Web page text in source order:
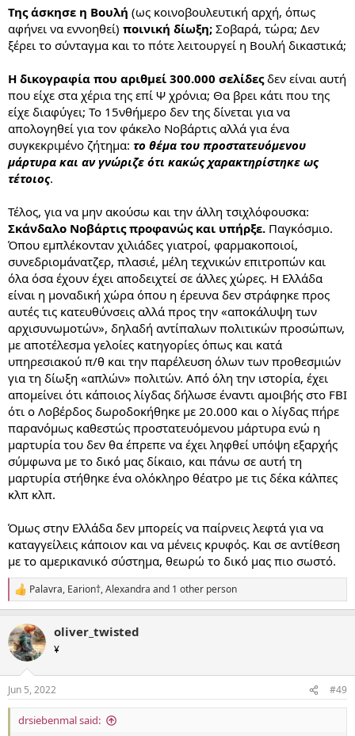
Της άσκησε η Βουλή (ως κοινοβουλευτική αρχή, όπως
αφήνει να εννοηθεί) ποινική δίωξη; Σοβαρά, τώρα; Δεν
ξέρει το σύνταγμα και το πότε λειτουργεί η Βουλή δικαστικά;
Η δικογραφία που αριθμεί 300.000 σελίδεςδεν είναι αυτή
που είχε στα χέρια της επί Ψ χρόνια; Θα βρει κάτι που της
είχε διαφύγει; Το 15νθήμερο δεν της δίνεται για να
απολογηθεί για τον φάκελο Νοβάρτις αλλά για ένα
συγκεκριμένο ζήτημα: το θέμα του προστατευόμενου
μάρτυρα και αν γνώριζε ότι κακώς χαρακτηρίστηκε ως
τέτοιος.
Τέλος, για να μην ακούσω και την άλλη τσιχλόφουσκα:
Σκάνδαλο Νοβάρτις προφανώς και υπήρξε. Παγκόσμιο.
Όπου εμπλέκονταν χιλιάδες γιατροί, φαρμακοποιοί,
συνεδριομάνατζερ, πλασιέ, μέλη τεχνικών επιτροπών και
όλα όσα έχουν έχει αποδειχτεί σε άλλες χώρες. Η Ελλάδα
είναι η μοναδική χώρα όπου η έρευνα δεν στράφηκε προς
αυτές τις κατευθύνσεις αλλά προς την «αποκάλυψη των
αρχισυνωμοτών», δηλαδή αντίπαλων πολιτικών προσώπων,
με αποτέλεσμα γελοίες κατηγορίες όπως και κατά
υπηρεσιακού π/θ και την παρέλευση όλων των προθεσμιών
για τη δίωξη «απλών» πολιτών. Από όλη την ιστορία, έχει
απομείνει ότι κάποιος λίγδας δήλωσε έναντι αμοιβής στο FBI
ότι ο Λοβέρδος δωροδοκήθηκε με 20.000 και ο λίγδας πήρε
παρανόμως καθεστώς προστατευόμενου μάρτυρα ενώ η
μαρτυρία του δεν θα έπρεπε να έχει ληφθεί υπόψη εξαρχής
σύμφωνα με το δικό μας δίκαιο, και πάνω σε αυτή τη
μαρτυρία στήθηκε ένα ολόκληρο θέατρο με τις δέκα κάλπες
κλπ κλπ.
Όμως στην Ελλάδα δεν μπορείς να παίρνεις λεφτά για να
καταγγείλεις κάποιον και να μένεις κρυφός. Και σε αντίθεση
με το αμερικανικό σύστημα, θεωρώ το δικό μας πιο σωστό.
R
e
c
t
i
s
:
Palavra, Earion†,Alexandra and 1 other person
oliver_twisted
¥
Jun 5, 2022 #49
drsiebenmal said: